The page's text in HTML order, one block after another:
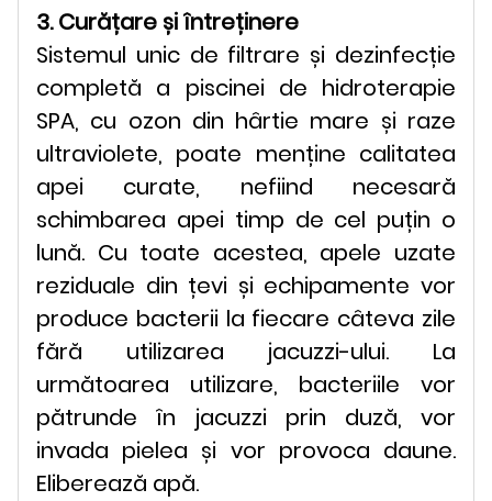
3. Curățare și întreținere
Sistemul unic de filtrare și dezinfecție
completă a piscinei de hidroterapie
SPA, cu ozon din hârtie mare și raze
ultraviolete, poate menține calitatea
apei curate, nefiind necesară
schimbarea apei timp de cel puțin o
lună. Cu toate acestea, apele uzate
reziduale din țevi și echipamente vor
produce bacterii la fiecare câteva zile
fără utilizarea jacuzzi-ului. La
următoarea utilizare, bacteriile vor
pătrunde în jacuzzi prin duză, vor
invada pielea și vor provoca daune.
Eliberează apă.